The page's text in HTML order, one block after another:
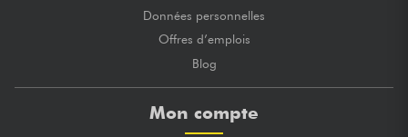
Données personnelles
Offres d’emplois
Blog
Mon compte